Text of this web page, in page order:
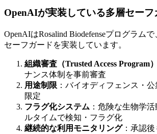
OpenAIが実装している多層セーフ
OpenAIはRosalind Biodefenseプログラム
セーフガードを実装しています。
組織審査（Trusted Access Program）
ナンス体制を事前審査
用途制限 ：バイオディフェンス・
限定
フラグ化システム ：危険な生物学
ルタイムで検知・フラグ化
継続的な利用モニタリング：承認後